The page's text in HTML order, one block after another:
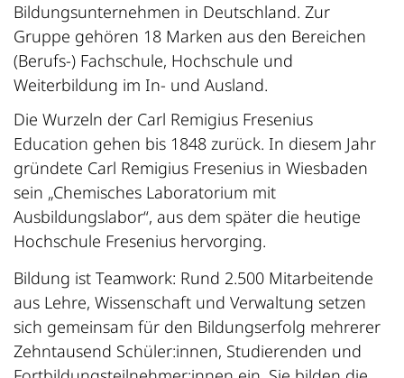
Bildungsunternehmen in Deutschland. Zur
Gruppe gehören 18 Marken aus den Bereichen
(Berufs-) Fachschule, Hochschule und
Weiterbildung im In- und Ausland.
Die Wurzeln der Carl Remigius Fresenius
Education gehen bis 1848 zurück. In diesem Jahr
gründete Carl Remigius Fresenius in Wiesbaden
sein „Chemisches Laboratorium mit
Ausbildungslabor“, aus dem später die heutige
Hochschule Fresenius hervorging.
Bildung ist Teamwork: Rund 2.500 Mitarbeitende
aus Lehre, Wissenschaft und Verwaltung setzen
sich gemeinsam für den Bildungserfolg mehrerer
Zehntausend Schüler:innen, Studierenden und